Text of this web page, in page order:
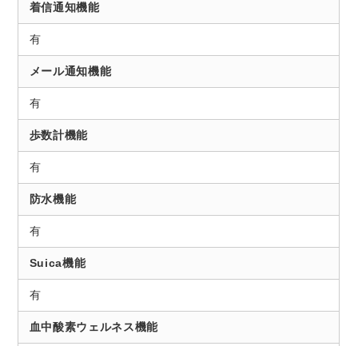
着信通知機能
有
メール通知機能
有
歩数計機能
有
防水機能
有
Suica機能
有
血中酸素ウェルネス機能